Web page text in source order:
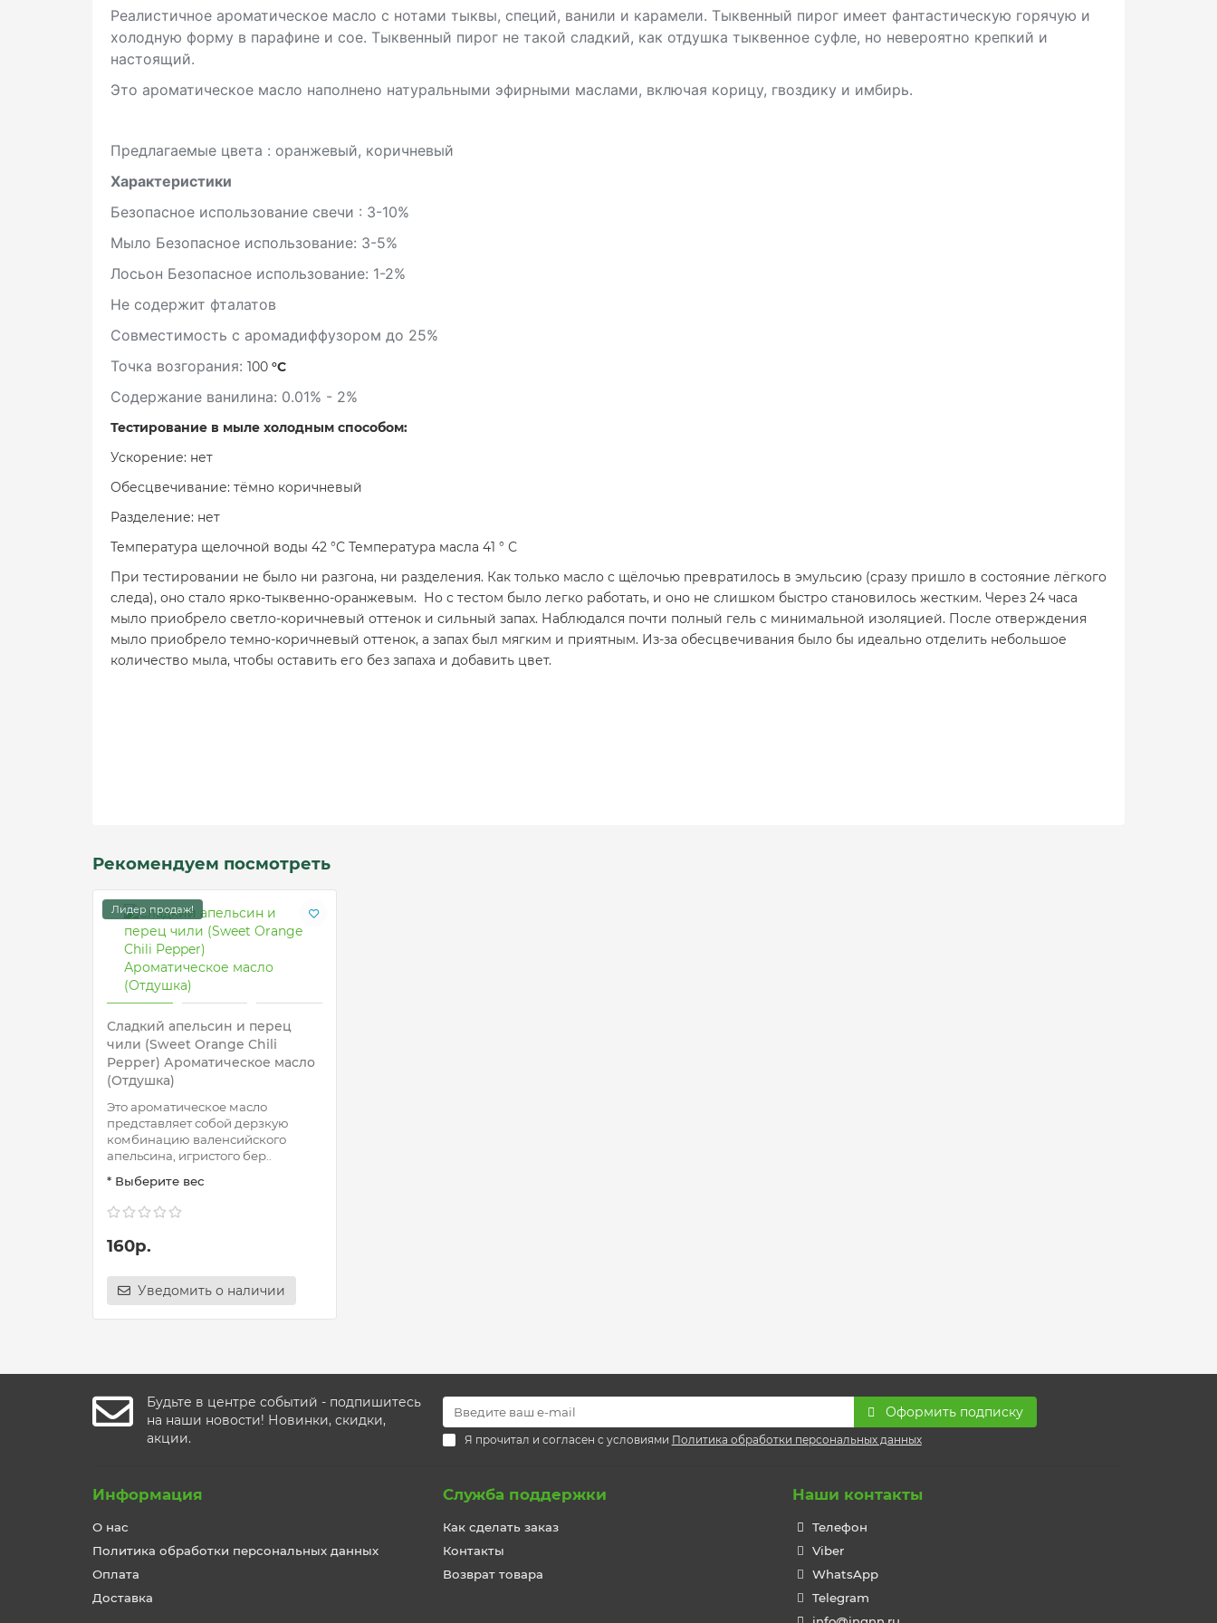
Реалистичное ароматическое масло с нотами тыквы, специй, ванили и карамели. Тыквенный пирог имеет фантастическую горячую и
холодную форму в парафине и сое. Тыквенный пирог не такой сладкий, как отдушка тыквенное суфле, но невероятно крепкий и
настоящий.
Это ароматическое масло наполнено натуральными эфирными маслами, включая корицу, гвоздику и имбирь.
Предлагаемые цвета : оранжевый, коричневый
Характеристики
Безопасное использование свечи : 3-10%
Мыло Безопасное использование: 3-5%
Лосьон Безопасное использование: 1-2%
Не содержит фталатов
Совместимость с аромадиффузором до 25%
Точка возгорания: 100 °C
Содержание ванилина: 0.01% - 2%
Тестирование в мыле холодным способом:
Ускорение: нет
Обесцвечивание: тёмно коричневый
Разделение: нет
Температура щелочной воды 42 °С Температура масла 41 ° С
При тестировании не было ни разгона, ни разделения. Как только масло с щёлочью превратилось в эмульсию (сразу пришло в состояние лёгкого
следа), оно стало ярко-тыквенно-оранжевым. Но с тестом было легко работать, и оно не слишком быстро становилось жестким. Через 24 часа
мыло приобрело светло-коричневый оттенок и сильный запах. Наблюдался почти полный гель с минимальной изоляцией. После отверждения
мыло приобрело темно-коричневый оттенок, а запах был мягким и приятным. Из-за обесцвечивания было бы идеально отделить небольшое
количество мыла, чтобы оставить его без запаха и добавить цвет.
Рекомендуем посмотреть
Лидер продаж!
Сладкий апельсин и перец
чили (Sweet Orange Chili
Pepper) Ароматическое масло
(Отдушка)
Это ароматическое масло
представляет собой дерзкую
комбинацию валенсийского
апельсина, игристого бер..
* Выберите вес
160р.
Уведомить о наличии
Будьте в центре событий - подпишитесь
на наши новости! Новинки, скидки,
акции.
Оформить подписку
Я прочитал и согласен с условиями Политика обработки персональных данных
Информация
О нас
Политика обработки персональных данных
Оплата
Доставка
Служба поддержки
Как сделать заказ
Контакты
Возврат товара
Наши контакты
Телефон
Viber
WhatsApp
Telegram